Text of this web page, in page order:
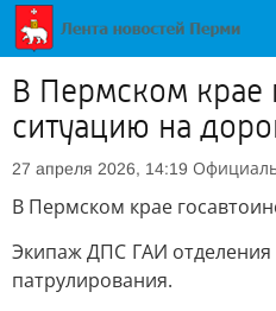
В Пермском крае
ситуацию на
27 апреля 2026, 14:19
В Пермском крае
Экипаж ДПС ГАИ отделения
патрулирования.